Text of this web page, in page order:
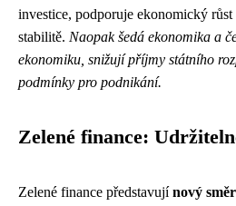
investice, podporuje ekonomický
stabilitě. Naopak šedá ekonomika a
ekonomiku, snižují příjmy státního
podmínky pro podnikání.
Zelené finance:
Zelené finance představujínový